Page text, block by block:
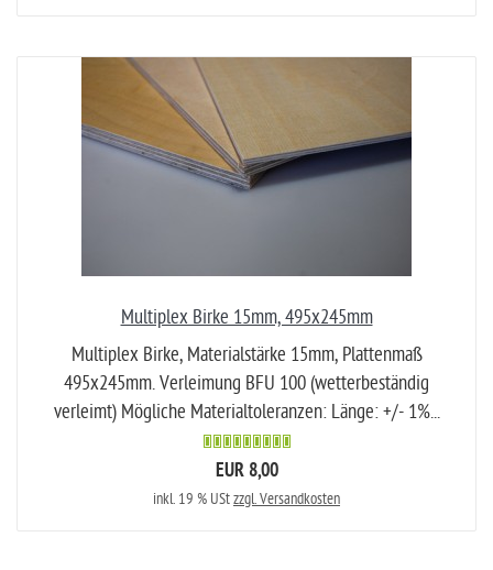
Multiplex Birke 15mm, 495x245mm
Multiplex Birke, Materialstärke 15mm, Plattenmaß
495x245mm. Verleimung BFU 100 (wetterbeständig
verleimt) Mögliche Materialtoleranzen: Länge: +/- 1%...
EUR 8,00
inkl. 19 % UStzzgl. Versandkosten